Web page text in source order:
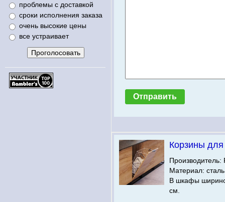
проблемы с доставкой
сроки исполнения заказа
очень высокие цены
все устраивает
Корзины
Материал:
В шкафы
см.